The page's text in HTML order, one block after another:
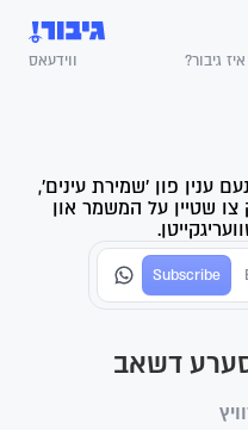
גיבור? ווידעאס
ענין פון 'שמירת עינים',
צו שטיין על המשמר און
דשאב